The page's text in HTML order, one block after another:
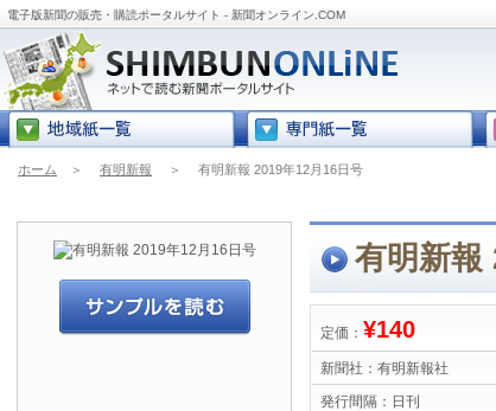
電子版新聞の販売・購読ポータルサイト - 新聞オンライン.COM
ホーム ＞ 有明新報 ＞ 有明新報 2019年12月16日号
有明新報
定価： ¥140
新聞社： 有明新報社
発行間隔： 日刊